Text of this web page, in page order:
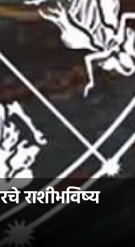
राशीभविष्य